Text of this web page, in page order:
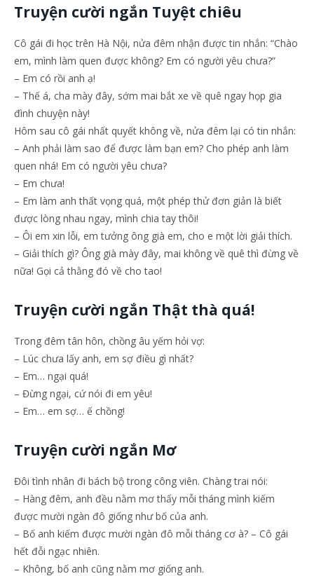
Truyện cười ngắn Tuyệt chiêu
Cô gái đi học trên Hà Nội, nửa đêm nhận được tin nhắn: “Chào
em, mình làm quen được không? Em có người yêu chưa?”
– Em có rồi anh ạ!
– Thế á, cha mày đây, sớm mai bắt xe về quê ngay họp gia
đình chuyện này!
Hôm sau cô gái nhất quyết không về, nửa đêm lại có tin nhắn:
– Anh phải làm sao để được làm bạn em? Cho phép anh làm
quen nhá! Em có người yêu chưa?
– Em chưa!
– Em làm anh thất vọng quá, một phép thử đơn giản là biết
được lòng nhau ngay, mình chia tay thôi!
– Ôi em xin lỗi, em tưởng ông già em, cho e một lời giải thích.
– Giải thích gì? Ông già mày đây, mai không về quê thì đừng về
nữa! Gọi cả thằng đó về cho tao!
Truyện cười ngắn Thật thà quá!
Trong đêm tân hôn, chồng âu yếm hỏi vợ:
– Lúc chưa lấy anh, em sợ điều gì nhất?
– Em… ngại quá!
– Đừng ngại, cứ nói đi em yêu!
– Em… em sợ… ế chồng!
Truyện cười ngắn Mơ
Đôi tình nhân đi bách bộ trong công viên. Chàng trai nói:
– Hàng đêm, anh đều nằm mơ thấy mỗi tháng mình kiếm
được mười ngàn đô giống như bố của anh.
– Bố anh kiếm được mười ngàn đô mỗi tháng cơ à? – Cô gái
hết đỗi ngạc nhiên.
– Không, bố anh cũng nằm mơ giống anh.